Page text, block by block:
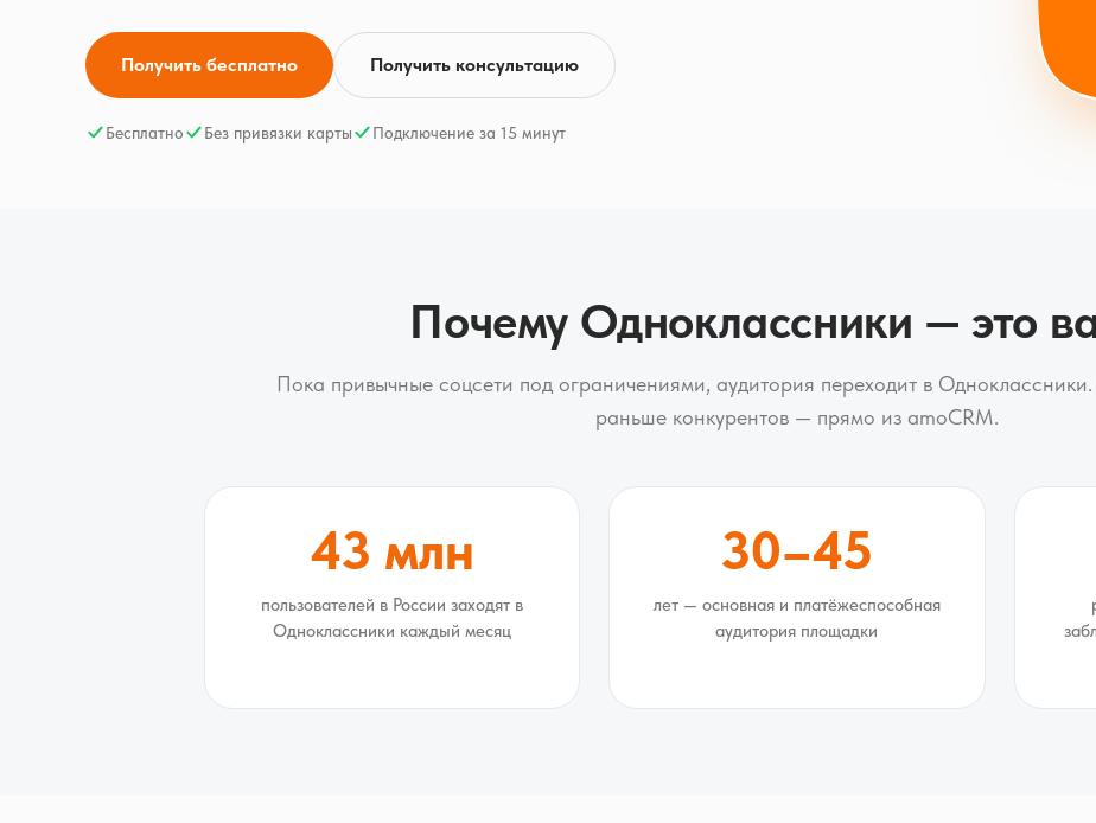
Получить бесплатно Получить консультацию
Бесплатно Без привязки карты Подключение за 15 минут
Почему Одноклассники — это
Пока привычные соцсети под ограничениями, аудитория переходит в
раньше конкурентов — прямо из amoCRM.
43 млн
пользователей в России заходят в
Одноклассники каждый месяц
30–45
лет — основная и платёжеспособная
аудитория площадки